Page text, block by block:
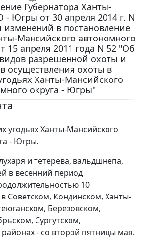
Губернатора Ханты-
- Югры от 30 апреля 2014 г. N
изменений в постановление
Мансийского автономного
15 апреля 2011 года N 52 "Об
разрешенной охоты и
осуществления охоты в
Ханты-Мансийского
округа - Югры"
угодьях Ханты-Мансийского
- Югры.
и тетерева, вальдшнепа,
в весенний период
10
Советском, Кондинском, Ханты-
Березовском,
Сургутском,
- со второй пятницы мая.